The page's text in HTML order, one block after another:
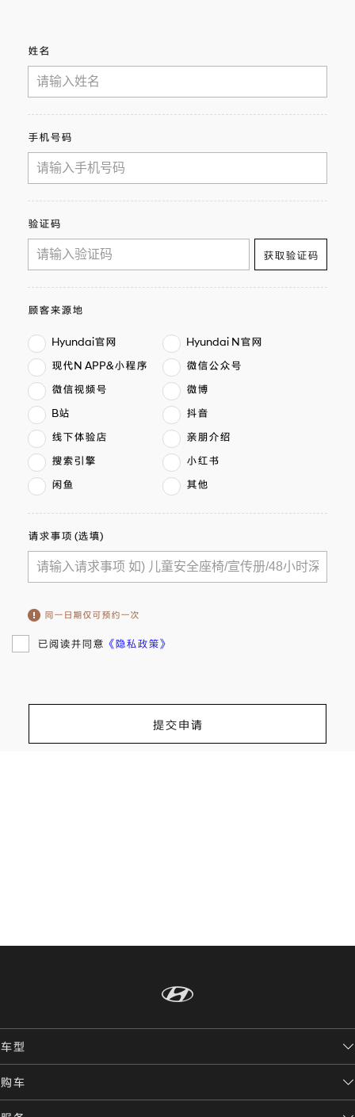
姓名
手机号码
验证码
获取验证码
顾客来源地
Hyundai官网
Hyundai N官网
现代N APP&小程序
微信公众号
微信视频号
微博
B站
抖音
线下体验店
亲朋介绍
搜索引擎
小红书
闲鱼
其他
请求事项 (选填)
同一日期仅可预约一次
已阅读并同意 《隐私政策》
提交申请
车型
购车